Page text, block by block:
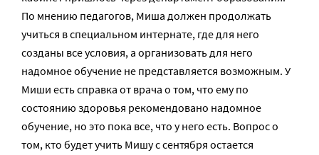
По мнению педагогов, Миша должен продолжать
учиться в специальном интернате, где для него
созданы все условия, а организовать для него
надомное обучение не представляется возможным. У
Миши есть справка от врача о том, что ему по
состоянию здоровья рекомендовано надомное
обучение, но это пока все, что у него есть. Вопрос о
том, кто будет учить Мишу с сентября остается